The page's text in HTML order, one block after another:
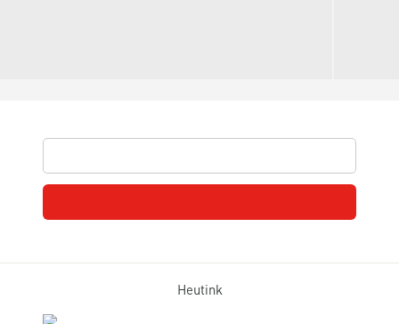
Heutink